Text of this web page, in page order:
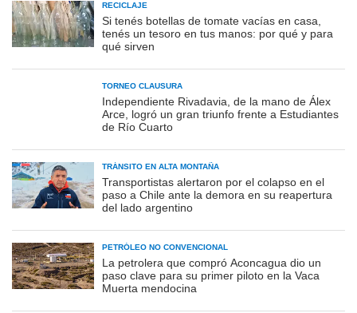
RECICLAJE
Si tenés botellas de tomate vacías en casa,
tenés un tesoro en tus manos: por qué y para
qué sirven
TORNEO CLAUSURA
Independiente Rivadavia, de la mano de Álex
Arce, logró un gran triunfo frente a Estudiantes
de Río Cuarto
TRÁNSITO EN ALTA MONTAÑA
Transportistas alertaron por el colapso en el
paso a Chile ante la demora en su reapertura
del lado argentino
PETRÓLEO NO CONVENCIONAL
La petrolera que compró Aconcagua dio un
paso clave para su primer piloto en la Vaca
Muerta mendocina